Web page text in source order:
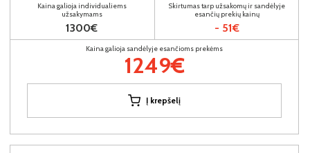
Kaina galioja individualiems
užsakymams
1300€
Skirtumas tarp užsakomų ir sandėlyje
esančių prekių kainų
- 51€
Kaina galioja sandėlyje esančioms prekėms
1249€
Į krepšelį